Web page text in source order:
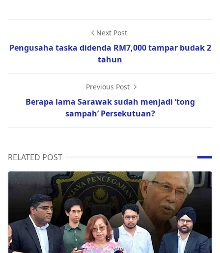
Next Post
Pengusaha taska didenda RM7,000 tampar budak 2
tahun
Previous Post
Berapa lama Sarawak sudah menjadi ‘tong
sampah’ Persekutuan?
RELATED POST